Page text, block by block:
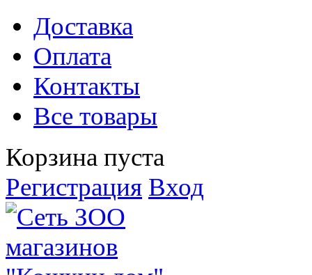
Доставка
Оплата
Контакты
Все товары
Корзина пуста
Регистрация Вход